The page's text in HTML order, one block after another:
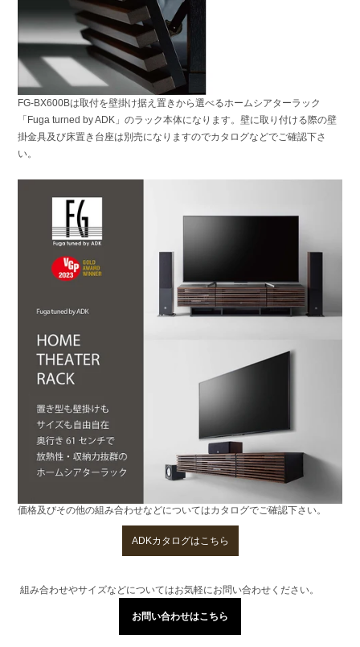
FG-BX600Bは取付を壁掛け据え置きから選べるホームシアターラック
「Fuga turned by ADK」のラック本体になります。壁に取り付ける際の壁
掛金具及び床置き台座は別売になりますのでカタログなどでご確認下さ
い。
価格及びその他の組み合わせなどについてはカタログでご確認下さい。
ADKカタログはこちら
組み合わせやサイズなどについてはお気軽にお問い合わせください。
お問い合わせはこちら